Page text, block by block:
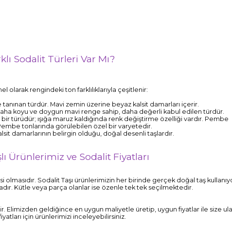
Sodalit Türleri Var Mı?
olarak rengindeki ton farklılıklarıyla çeşitlenir:
tanınan türdür. Mavi zemin üzerine beyaz kalsit damarları içerir.
koyu ve doygun mavi renge sahip, daha değerli kabul edilen türdür.
türüdür; ışığa maruz kaldığında renk değiştirme özelliği vardır. Pembe
tonlarında görülebilen özel bir varyetedir.
damarlarının belirgin olduğu, doğal desenli taşlardır.
Ürünlerimiz ve Sodalit Fiyatları
olmasıdır. Sodalit Taşı ürünlerimizin her birinde gerçek doğal taş
Kütle veya parça olanlar ise özenle tek tek seçilmektedir.
geldiğince en uygun maliyetle üretip, uygun fiyatlar ile size
için ürünlerimizi inceleyebilirsiniz.